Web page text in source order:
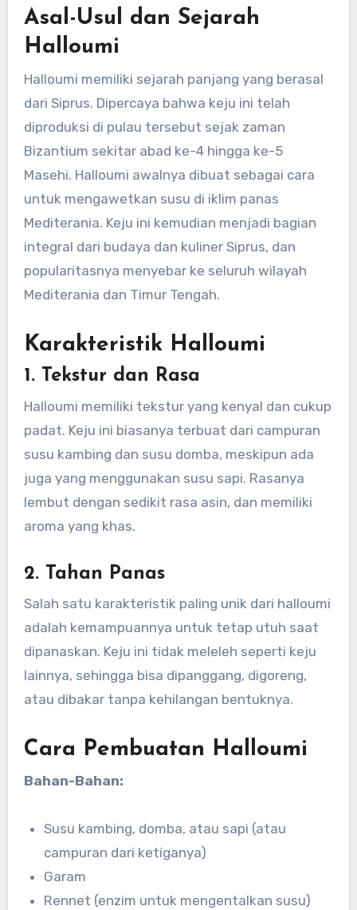
Asal-Usul dan Sejarah
Halloumi
Halloumi memiliki sejarah panjang yang berasal
dari Siprus. Dipercaya bahwa keju ini telah
diproduksi di pulau tersebut sejak zaman
Bizantium sekitar abad ke-4 hingga ke-5
Masehi. Halloumi awalnya dibuat sebagai cara
untuk mengawetkan susu di iklim panas
Mediterania. Keju ini kemudian menjadi bagian
integral dari budaya dan kuliner Siprus, dan
popularitasnya menyebar ke seluruh wilayah
Mediterania dan Timur Tengah.
Karakteristik Halloumi
1. Tekstur dan Rasa
Halloumi memiliki tekstur yang kenyal dan cukup
padat. Keju ini biasanya terbuat dari campuran
susu kambing dan susu domba, meskipun ada
juga yang menggunakan susu sapi. Rasanya
lembut dengan sedikit rasa asin, dan memiliki
aroma yang khas.
2. Tahan Panas
Salah satu karakteristik paling unik dari halloumi
adalah kemampuannya untuk tetap utuh saat
dipanaskan. Keju ini tidak meleleh seperti keju
lainnya, sehingga bisa dipanggang, digoreng,
atau dibakar tanpa kehilangan bentuknya.
Cara Pembuatan Halloumi
Bahan-Bahan:
Susu kambing, domba, atau sapi (atau
campuran dari ketiganya)
Garam
Rennet (enzim untuk mengentalkan susu)